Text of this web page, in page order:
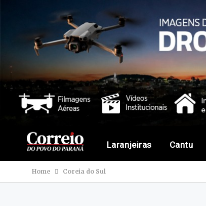
Laranjeiras Cantu
Home Coreia do Sul